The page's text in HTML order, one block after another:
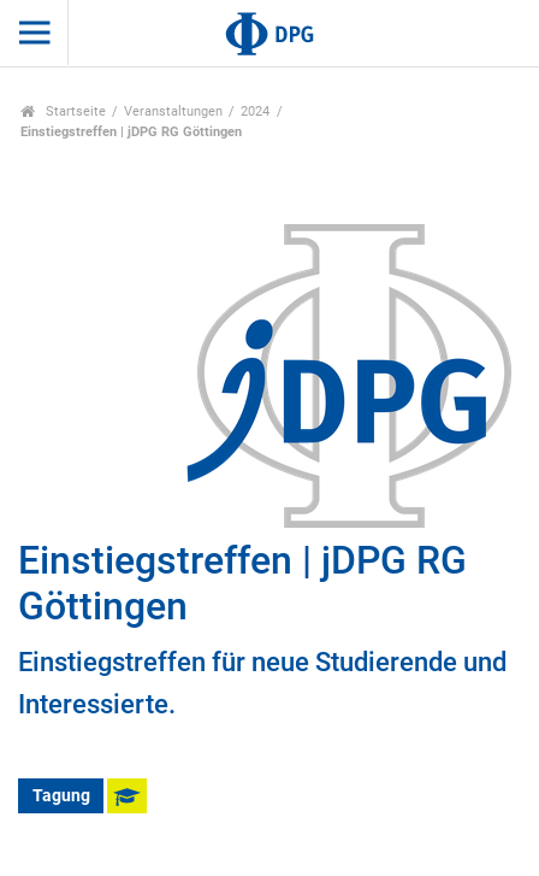
Startseite Veranstaltungen
2024
Einstiegstreffen | jDPG RG Göttingen
Einstiegstreffen | jDPG RG
Göttingen
Einstiegstreffen für neue Studierende und
Interessierte.
Tagung